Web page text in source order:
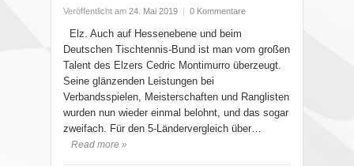
Veröffentlicht am 24. Mai 2019 | 0 Kommentare
Elz. Auch auf Hessenebene und beim
Deutschen Tischtennis-Bund ist man vom großen
Talent des Elzers Cedric Montimurro überzeugt.
Seine glänzenden Leistungen bei
Verbandsspielen, Meisterschaften und Ranglisten
wurden nun wieder einmal belohnt, und das sogar
zweifach. Für den 5-Ländervergleich über…
Read more »